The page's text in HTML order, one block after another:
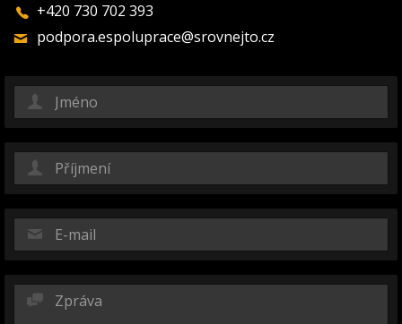
+420 730 702 393
podpora.espoluprace@srovnejto.cz